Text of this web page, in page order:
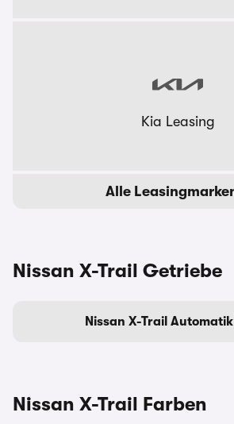
Kia Leasing
Alle
Nissan X-Trail Getriebe
Nissan X-Trail
Nissan X-Trail Farben